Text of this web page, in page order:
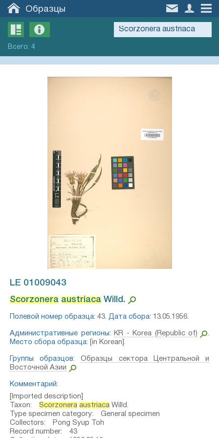
Образцы
Всего: 4
LE 01009043
Scorzonera austriaca Willd.⁣
Полевой номер образца: 43. Дата сбора: 13.05.1956.
Административные регионы: KR - Korea (Republic of)
.
Место сбора образца: [in Korean].
Группы образцов:
Образцы сектора Центральной и
Восточной Азии
Комментарий:
[Imported description]
Taxon: Scorzonera austriaca Willd.
Type specimen category: General specimen
Collectors: Pong Syup Toh
Record number: 43